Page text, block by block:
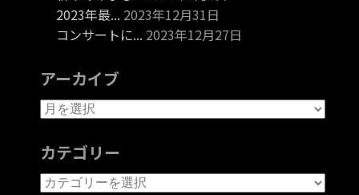
2023年最... 2023年12月31日
コンサートに... 2023年12月27日
アーカイブ
カテゴリー